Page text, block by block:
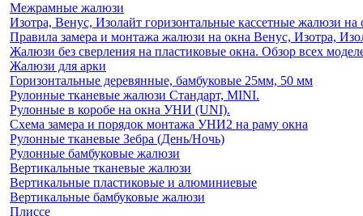
Межрамные жалюзи
Изотра, Венус, Изолайт горизонтальные кассетные жалюзи на
Правила замера и монтажа жалюзи на окна Венус, Изотра,
Жалюзи без сверления на пластиковые окна. Обзор всех
Жалюзи для арки
Горизонтальные деревянные, бамбуковые 25мм, 50 мм
Рулонные тканевые жалюзи Стандарт, MINI.
Рулонные в коробе на окна УНИ (UNI).
Схема замера и порядок монтажа УНИ2 на раму окна
Рулонные тканевые Зебра (День/Ночь)
Рулонные бамбуковые жалюзи
Вертикальные тканевые жалюзи
Вертикальные пластиковые и алюминиевые
Вертикальные бамбуковые жалюзи
Плиссе